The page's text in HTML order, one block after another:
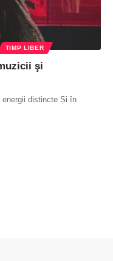
TIMP LIBER
şi
energii distincte Și în